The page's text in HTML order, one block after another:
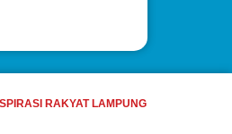
RAKYAT LAMPUNG